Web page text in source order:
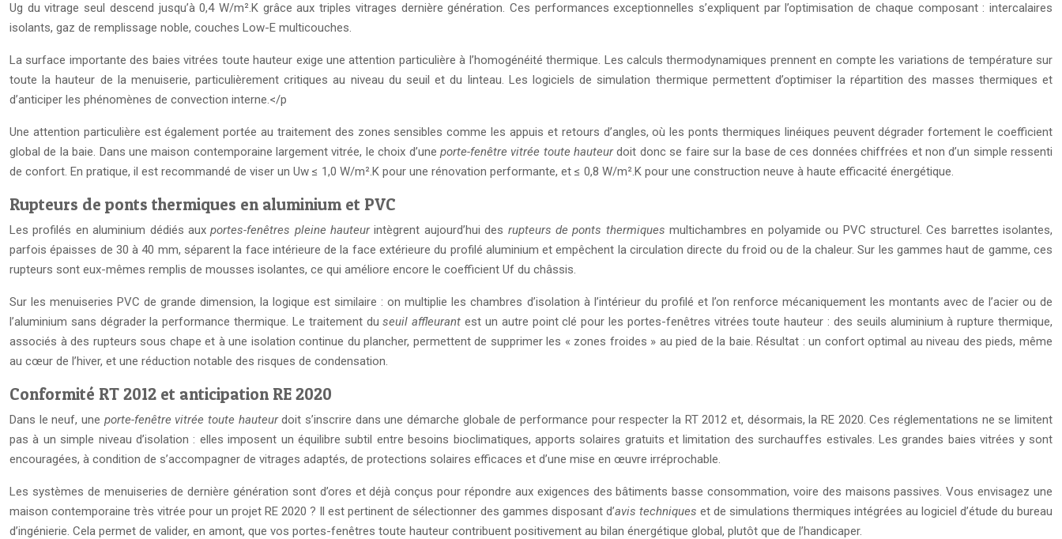
Ug du vitrage seul descend jusqu’à 0,4 W/m².K grâce aux triples vitrages dernière génération. Ces performances exceptionnelles s’expliquent par l’optimisation de chaque composant : intercalaires
isolants, gaz de remplissage noble, couches Low-E multicouches.
La surface importante des baies vitrées toute hauteur exige une attention particulière à l’homogénéité thermique. Les calculs thermodynamiques prennent en compte les variations de température sur
toute la hauteur de la menuiserie, particulièrement critiques au niveau du seuil et du linteau. Les logiciels de simulation thermique permettent d’optimiser la répartition des masses thermiques et
d’anticiper les phénomènes de convection interne.</p
Une attention particulière est également portée au traitement des zones sensibles comme les appuis et retours d’angles, où les ponts thermiques linéiques peuvent dégrader fortement le coefficient
global de la baie. Dans une maison contemporaine largement vitrée, le choix d’une porte-fenêtre vitrée toute hauteurdoit donc se faire sur la base de ces données chiffrées et non d’un simple ressenti
de confort. En pratique, il est recommandé de viser un Uw ≤ 1,0 W/m².K pour une rénovation performante, et ≤ 0,8 W/m².K pour une construction neuve à haute efficacité énergétique.
Rupteurs de ponts thermiques en aluminium et PVC
Les profilés en aluminium dédiés auxportes-fenêtres pleine hauteurintègrent aujourd’hui des rupteurs de ponts thermiques multichambres en polyamide ou PVC structurel. Ces barrettes isolantes,
parfois épaisses de 30 à 40 mm, séparent la face intérieure de la face extérieure du profilé aluminium et empêchent la circulation directe du froid ou de la chaleur. Sur les gammes haut de gamme, ces
rupteurs sont eux-mêmes remplis de mousses isolantes, ce qui améliore encore le coefficient Uf du châssis.
Sur les menuiseries PVC de grande dimension, la logique est similaire : on multiplie les chambres d’isolation à l’intérieur du profilé et l’on renforce mécaniquement les montants avec de l’acier ou de
l’aluminium sans dégrader la performance thermique. Le traitement duseuil affleurant est un autre point clé pour les portes-fenêtres vitrées toute hauteur : des seuils aluminium à rupture thermique,
associés à des rupteurs sous chape et à une isolation continue du plancher, permettent de supprimer les « zones froides » au pied de la baie. Résultat : un confort optimal au niveau des pieds, même
au cœur de l’hiver, et une réduction notable des risques de condensation.
Conformité RT 2012 et anticipation RE 2020
Dans le neuf, une porte-fenêtre vitrée toute hauteurdoit s’inscrire dans une démarche globale de performance pour respecter la RT 2012 et, désormais, la RE 2020. Ces réglementations ne se limitent
pas à un simple niveau d’isolation : elles imposent un équilibre subtil entre besoins bioclimatiques, apports solaires gratuits et limitation des surchauffes estivales. Les grandes baies vitrées y sont
encouragées, à condition de s’accompagner de vitrages adaptés, de protections solaires efficaces et d’une mise en œuvre irréprochable.
Les systèmes de menuiseries de dernière génération sont d’ores et déjà conçus pour répondre aux exigences des bâtiments basse consommation, voire des maisons passives. Vous envisagez une
maison contemporaine très vitrée pour un projet RE 2020 ? Il est pertinent de sélectionner des gammes disposant d’avis techniques et de simulations thermiques intégrées au logiciel d’étude du bureau
d’ingénierie. Cela permet de valider, en amont, que vos portes-fenêtres toute hauteur contribuent positivement au bilan énergétique global, plutôt que de l’handicaper.